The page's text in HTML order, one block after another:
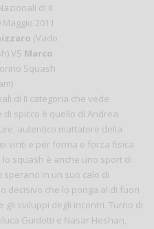
di II
2011
(Vado
VS Marco
Squash
di II categoria che vede
di spicco è quello di Andrea
autentico mattatore della
vinti e per forma e forza fisica
squash è anche uno sport di
in un suo calo di
decisivo che lo ponga al di fuori
gli sviluppi degli incontri. Turno di
Guidotti e Nasar Heshan,